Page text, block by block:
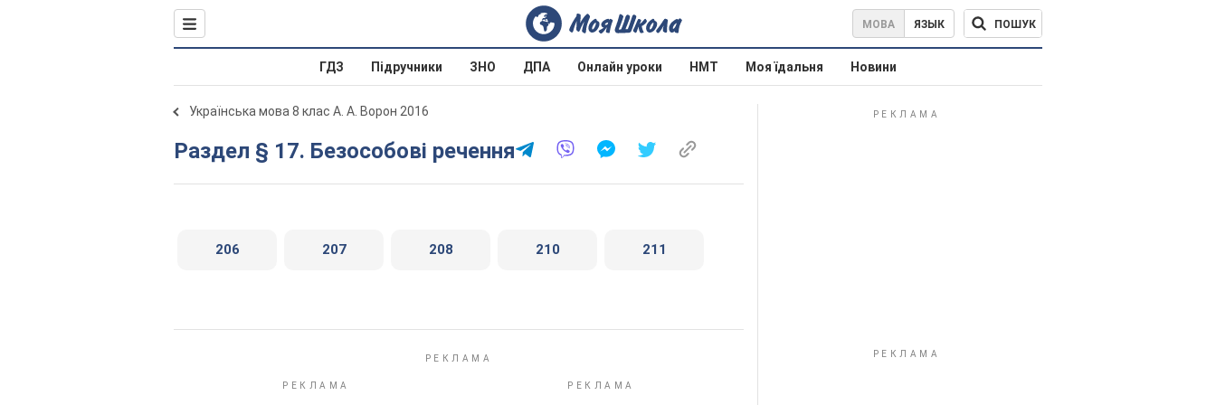
МОВА ЯЗЫК ПОШУК
ГДЗ Підручники ЗНО ДПА Онлайн уроки НМТ Моя їдальня Новини
Українська мова 8 клас А. А. Ворон 2016
Раздел § 17. Безособові речення
206 207 208 210 211